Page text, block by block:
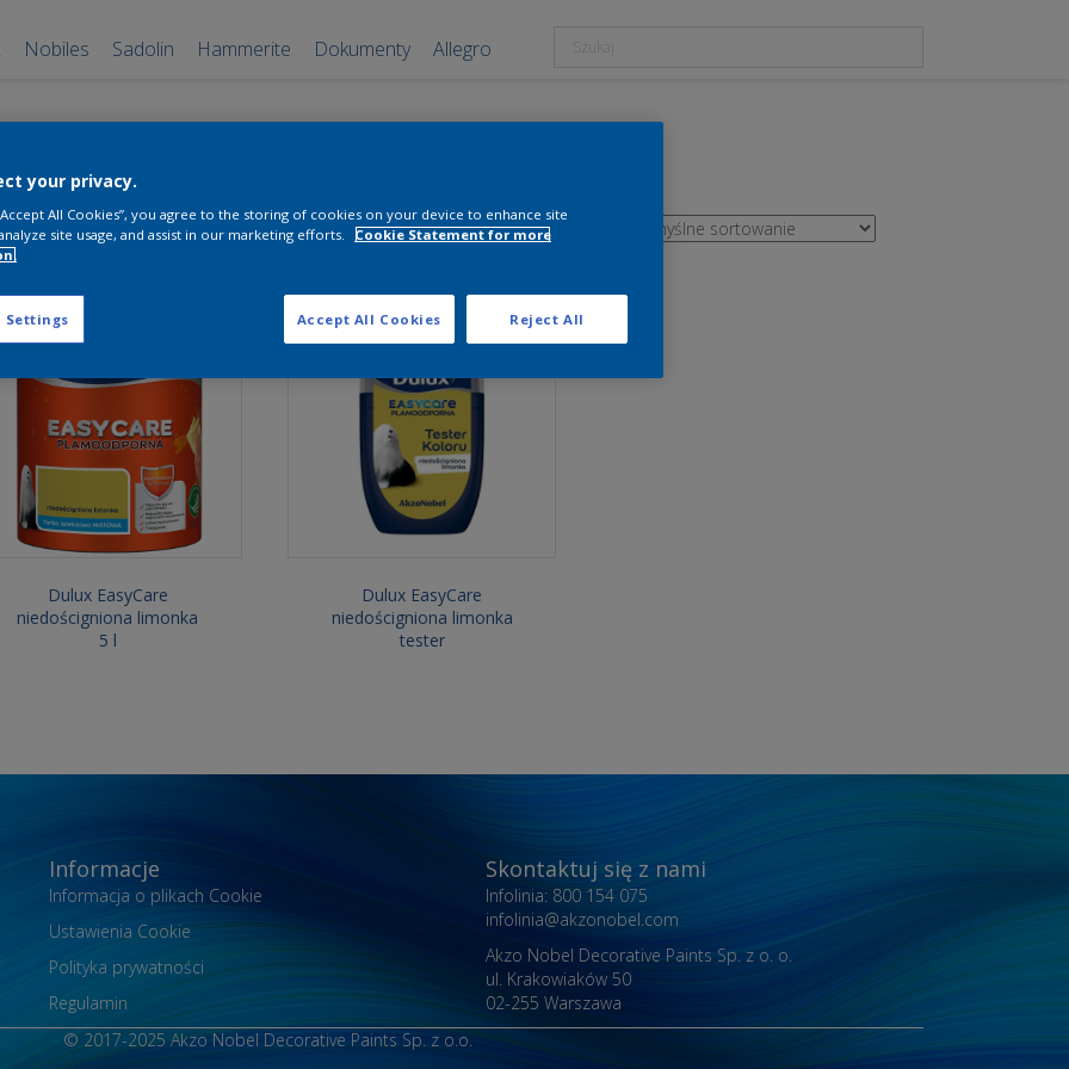
Nobiles Sadolin Hammerite Dokumenty Allegro
Dulux EasyCare
niedościgniona limonka
5 l
Dulux EasyCare
niedościgniona limonka
tester
Informacje
Informacja o plikach Cookie
Ustawienia Cookie
Polityka prywatności
Regulamin
Skontaktuj się z nami
Infolinia: 800 154 075
infolinia@akzonobel.com
Akzo Nobel Decorative Paints Sp. z o. o.
ul. Krakowiaków 50
02-255 Warszawa
© 2017-2025 Akzo Nobel Decorative Paints Sp. z o.o.
your privacy.
All Cookies”, you agree to the storing of cookies on your device to enhance site
site usage, and assist in our marketing efforts.
Cookie Statement for more
Settings Reject All
Accept All Cookies